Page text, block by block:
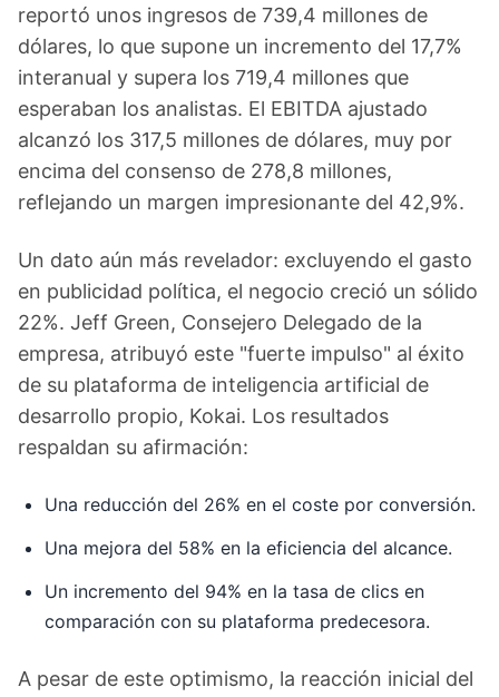
reportó unos ingresos de 739,4 millones de
dólares, lo que supone un incremento del 17,7%
interanual y supera los 719,4 millones que
esperaban los analistas. El EBITDA ajustado
alcanzó los 317,5 millones de dólares, muy por
encima del consenso de 278,8 millones,
reflejando un margen impresionante del 42,9%.
Un dato aún más revelador: excluyendo el gasto
en publicidad política, el negocio creció un sólido
22%. Jeff Green, Consejero Delegado de la
empresa, atribuyó este "fuerte impulso" al éxito
de su plataforma de inteligencia artificial de
desarrollo propio, Kokai. Los resultados
respaldan su afirmación:
Una reducción del 26% en el coste por conversión.
Una mejora del 58% en la eficiencia del alcance.
Un incremento del 94% en la tasa de clics en
comparación con su plataforma predecesora.
A pesar de este optimismo, la reacción inicial del